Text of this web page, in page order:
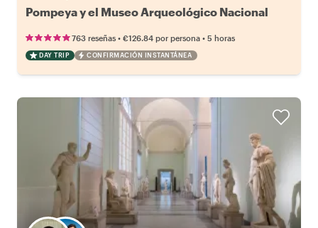
Pompeya y el Museo Arqueológico Nacional
763 reseñas • €126.84 por persona • 5 horas
DAY TRIP CONFIRMACIÓN INSTANTÁNEA